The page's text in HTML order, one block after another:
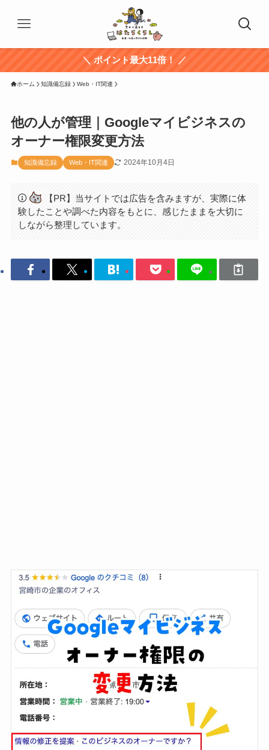
＼ ポイント最大11倍！ ／
ホーム 知識備忘録 Web・IT関連
他の人が管理｜Googleマイビジネスの
オーナー権限変更方法
知識備忘録 Web・IT関連 2024年10月4日
【PR】当サイトでは広告を含みますが、実際に体
験したことや調べた内容をもとに、感じたままを大切に
しながら整理しています。